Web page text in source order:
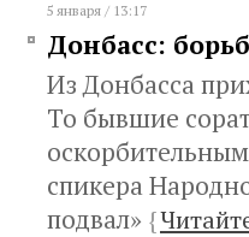
5 января / 13:17
Донбасс:
Из Донбасса
То бывшие
спикера
подвал» {